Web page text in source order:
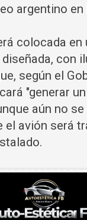
argentino en
colocada en
con
según el
"generar
aún no
el avión será